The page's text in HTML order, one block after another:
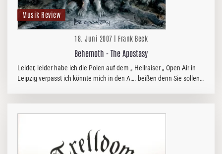
Musik Review
18. Juni 2007 | Frank Beck
Behemoth - The Apostasy
Leider, leider habe ich die Polen auf dem „ Hellraiser „ Open Air in
Leipzig verpasst ich könnte mich in den A…. beißen denn Sie sollen